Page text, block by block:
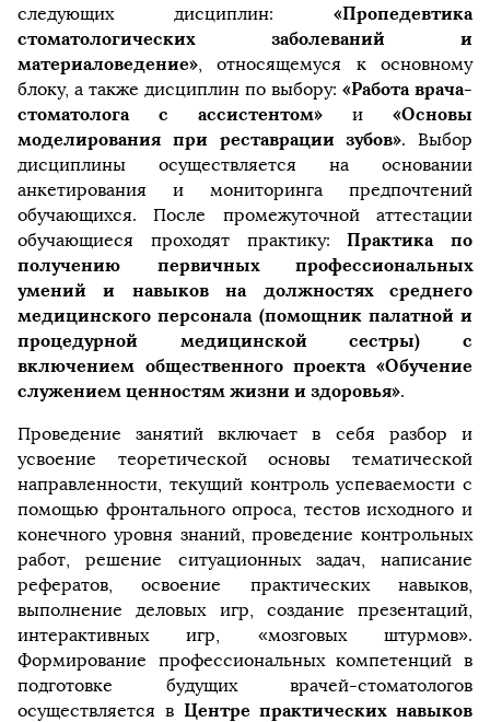
следующих дисциплин: «Пропедевтика
стоматологических заболеваний и
материаловедение», относящемуся к основному
блоку, а также дисциплин по выбору: «Работа врача-
стоматолога с ассистентом» и «Основы
моделирования при реставрации зубов». Выбор
дисциплины осуществляется на основании
анкетирования и мониторинга предпочтений
обучающихся. После промежуточной аттестации
обучающиеся проходят практику:Практика по
получению первичных профессиональных
умений и навыков на должностях среднего
медицинского персонала (помощник палатной и
процедурной медицинской сестры) с
включением общественного проекта «Обучение
служением ценностям жизни и здоровья».
Проведение занятий включает в себя разбор и
усвоение теоретической основы тематической
направленности, текущий контроль успеваемости с
помощью фронтального опроса, тестов исходного и
конечного уровня знаний, проведение контрольных
работ, решение ситуационных задач, написание
рефератов, освоение практических навыков,
выполнение деловых игр, создание презентаций,
интерактивных игр, «мозговых штурмов».
Формирование профессиональных компетенций в
подготовке будущих врачей-стоматологов
осуществляется в Центре практических навыков